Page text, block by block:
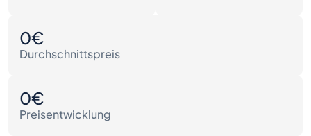
0€
Durchschnittspreis
0€
Preisentwicklung